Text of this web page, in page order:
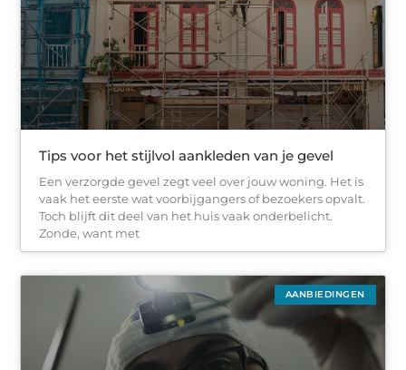
Tips voor het stijlvol aankleden van je gevel
Een verzorgde gevel zegt veel over jouw woning. Het is
vaak het eerste wat voorbijgangers of bezoekers opvalt.
Toch blijft dit deel van het huis vaak onderbelicht.
Zonde, want met
AANBIEDINGEN